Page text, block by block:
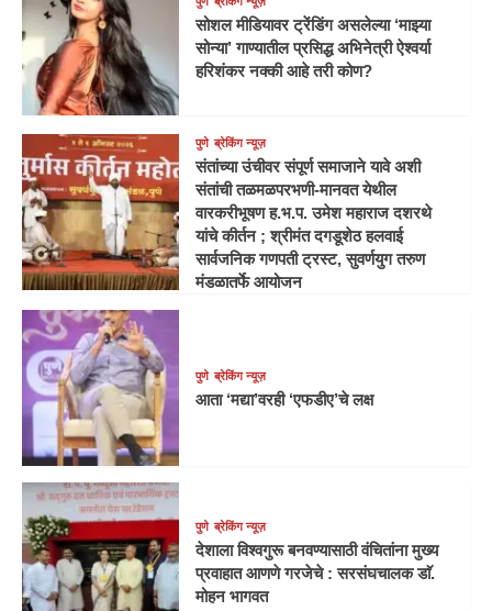
सोशल मीडियावर ट्रेंडिंग असलेल्या ‘माझ्या
सोन्या’ गाण्यातील प्रसिद्ध अभिनेत्री ऐश्वर्या
हरिशंकर नक्की आहे तरी कोण?
पुणे ब्रेकिंग न्यूज़
संतांच्या उंचीवर संपूर्ण समाजाने यावे अशी
संतांची तळमळपरभणी-मानवत येथील
वारकरीभूषण ह.भ.प. उमेश महाराज दशरथे
यांचे कीर्तन ; श्रीमंत दगडूशेठ हलवाई
सार्वजनिक गणपती ट्रस्ट, सुवर्णयुग तरुण
मंडळातर्फे आयोजन
पुणे ब्रेकिंग न्यूज़
आता ‘मद्या’वरही ‘एफडीए’चे लक्ष
पुणे ब्रेकिंग न्यूज़
देशाला विश्वगुरू बनवण्यासाठी वंचितांना मुख्य
प्रवाहात आणणे गरजेचे : सरसंघचालक डाॅ.
मोहन भागवत